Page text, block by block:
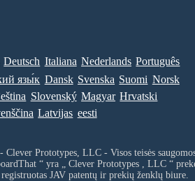
Deutsch Italiana Nederlands Português
язы́к Dansk Svenska Suomi Norsk
Slovenský Magyar Hrvatski
Latvijas eesti
Clever Prototypes, LLC - Visos teisės
“ yra „ Clever Prototypes , LLC“
JAV patentų ir prekių ženklų biure.